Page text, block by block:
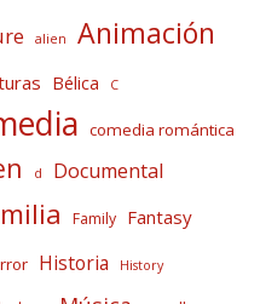
alien Animación
Bélica C
comedia romántica
d Documental
Family Fantasy
Historia History